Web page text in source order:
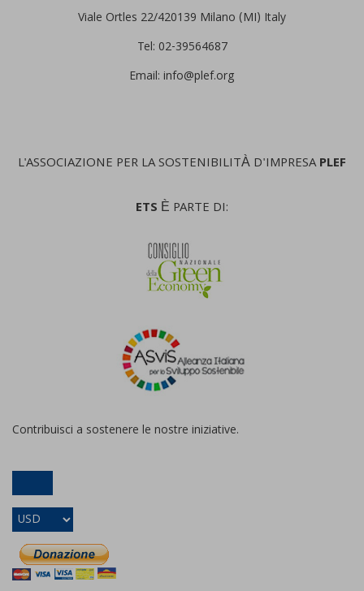
Viale Ortles 22/420139 Milano (MI) Italy
Tel: 02-39564687
Email: info@plef.org
L'ASSOCIAZIONE PER LA SOSTENIBILITÀ D'IMPRESAPLEF
ETS È PARTE DI:
Contribuisci a sostenere le nostre iniziative.